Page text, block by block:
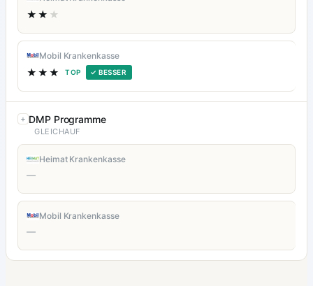
★★ ★
Mobil Krankenkasse
★★★ TOP ✓ BESSER
DMP Programme
GLEICHAUF
Heimat Krankenkasse
—
Mobil Krankenkasse
—